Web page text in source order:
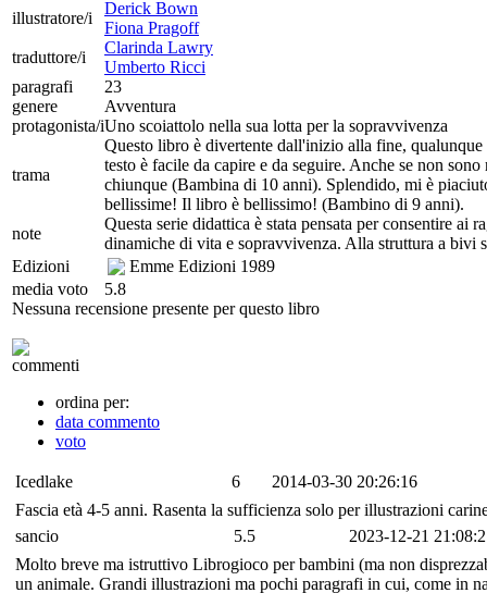
illustratore/i
Derick Bown
Fiona Pragoff
traduttore/i
Clarinda Lawry
Umberto Ricci
paragrafi
23
genere
Avventura
protagonista/iUno scoiattolo nella sua lotta per la sopravvivenza
trama
Questo libro è divertente dall'inizio alla fine,
testo è facile da capire e da seguire. Anche se non
chiunque (Bambina di 10 anni). Splendido, mi è
bellissime! Il libro è bellissimo! (Bambino di 9 anni).
note
Questa serie didattica è stata pensata per consentire
dinamiche di vita e sopravvivenza. Alla struttura a bivi
Edizioni
Emme Edizioni 1989
media voto
5.8
Nessuna recensione presente per questo libro
commenti
ordina per:
data commento
voto
Icedlake 6
2014-03-30 20:26:16
Fascia età 4-5 anni. Rasenta la sufficienza solo per illustrazioni
sancio
5.5
2023-12-21
Molto breve ma istruttivo Librogioco per bambini (ma non
un animale. Grandi illustrazioni ma pochi paragrafi in cui, come in